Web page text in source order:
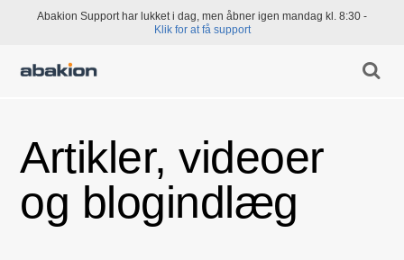
Abakion Support har lukket i dag, men åbner igen mandag kl. 8:30 -
Klik for at få support
Artikler, videoer
og blogindlæg